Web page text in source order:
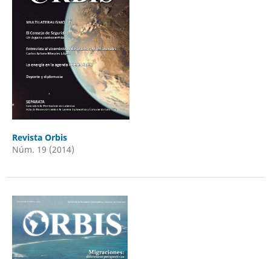
Revista Orbis
Núm. 19 (2014)